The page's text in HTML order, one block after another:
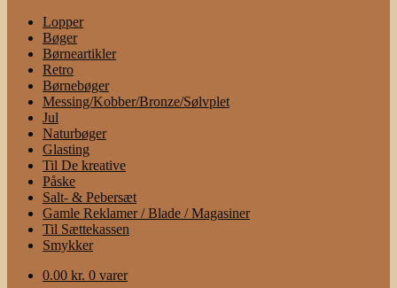
Lopper
Bøger
Børneartikler
Retro
Børnebøger
Messing/Kobber/Bronze/Sølvplet
Jul
Naturbøger
Glasting
Til De kreative
Påske
Salt- & Pebersæt
Gamle Reklamer / Blade / Magasiner
Til Sættekassen
Smykker
0.00 kr. 0 varer